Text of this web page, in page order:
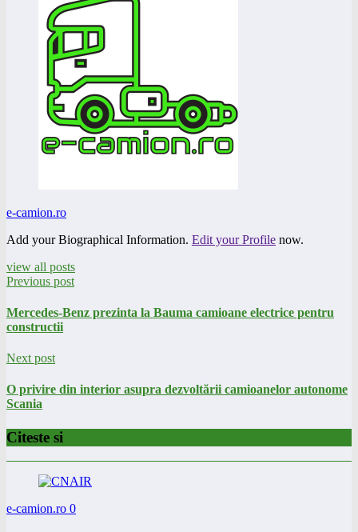
e-camion.ro
Add your Biographical Information. Edit your Profile now.
view all posts
Previous post
Mercedes-Benz prezinta la Bauma camioane electrice pentru
constructii
Next post
O privire din interior asupra dezvoltării camioanelor autonome
Scania
Citeste si
e-camion.ro 0